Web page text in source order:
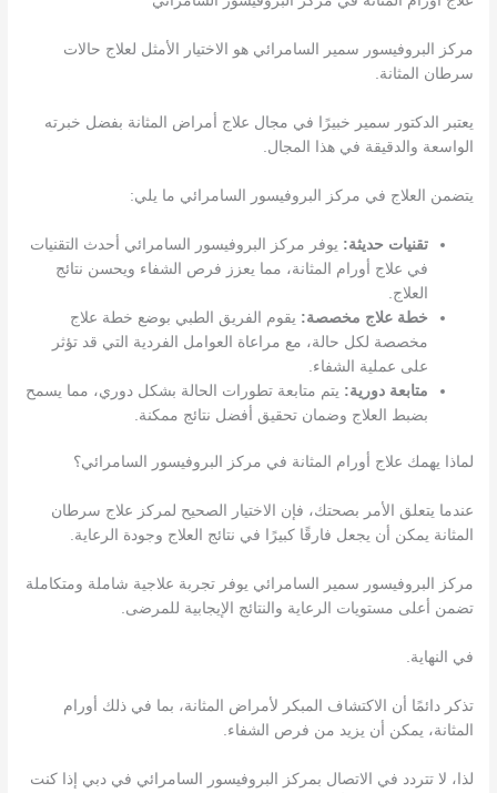
مركز البروفيسور سمير السامرائي هو الاختيار الأمثل لعلاج حالات
سرطان المثانة.
يعتبر الدكتور سمير خبيرًا في مجال علاج أمراض المثانة بفضل خبرته
الواسعة والدقيقة في هذا المجال.
يتضمن العلاج في مركز البروفيسور السامرائي ما يلي:
تقنيات حديثة: يوفر مركز البروفيسور السامرائي أحدث التقنيات
في علاج أورام المثانة، مما يعزز فرص الشفاء ويحسن نتائج
العلاج.
خطة علاج مخصصة: يقوم الفريق الطبي بوضع خطة علاج
مخصصة لكل حالة، مع مراعاة العوامل الفردية التي قد تؤثر
على عملية الشفاء.
متابعة دورية: يتم متابعة تطورات الحالة بشكل دوري، مما يسمح
بضبط العلاج وضمان تحقيق أفضل نتائج ممكنة.
لماذا يهمك علاج أورام المثانة في مركز البروفيسور السامرائي؟
عندما يتعلق الأمر بصحتك، فإن الاختيار الصحيح لمركز علاج سرطان
المثانة يمكن أن يجعل فارقًا كبيرًا في نتائج العلاج وجودة الرعاية.
مركز البروفيسور سمير السامرائي يوفر تجربة علاجية شاملة ومتكاملة
تضمن أعلى مستويات الرعاية والنتائج الإيجابية للمرضى.
في النهاية.
تذكر دائمًا أن الاكتشاف المبكر لأمراض المثانة، بما في ذلك أورام
المثانة، يمكن أن يزيد من فرص الشفاء.
لذا، لا تتردد في الاتصال بمركز البروفيسور السامرائي في دبي إذا كنت